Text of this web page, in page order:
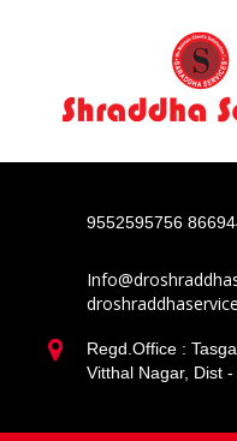
9552595756
Regd.Office :
Vitthal Nagar, Dist